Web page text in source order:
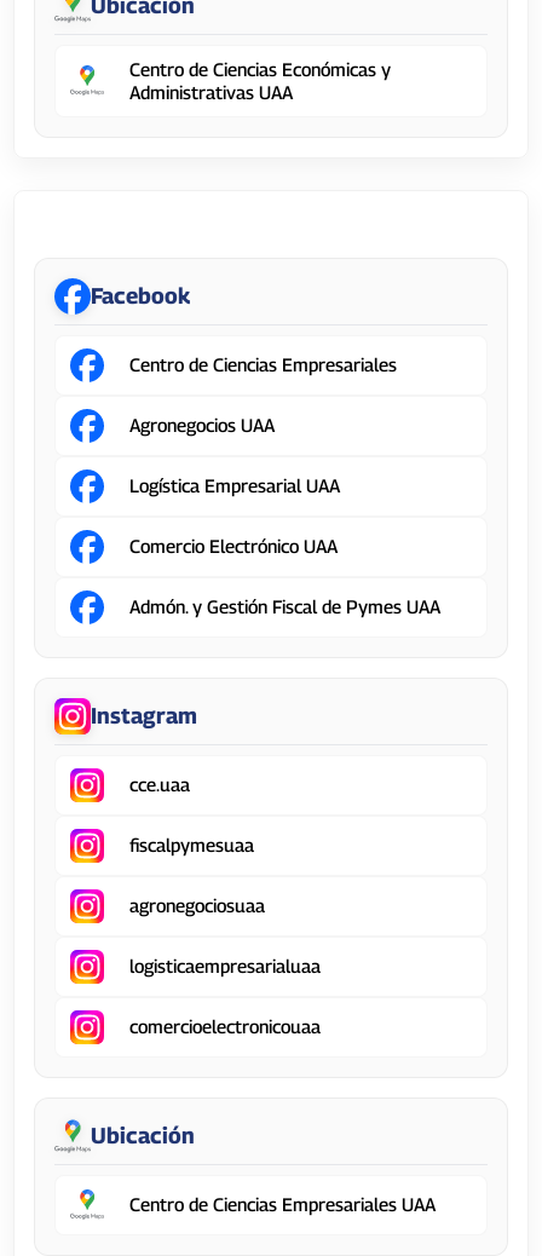
Ubicación
Centro de Ciencias Económicas y
Administrativas UAA
Facebook
Centro de Ciencias Empresariales
Agronegocios UAA
Logística Empresarial UAA
Comercio Electrónico UAA
Admón. y Gestión Fiscal de Pymes UAA
Instagram
cce.uaa
fiscalpymesuaa
agronegociosuaa
logisticaempresarialuaa
comercioelectronicouaa
Ubicación
Centro de Ciencias Empresariales UAA